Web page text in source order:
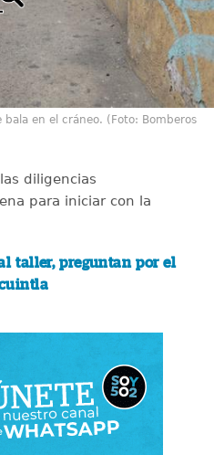
en el cráneo. (Foto: Bomberos
diligencias
para iniciar con la
taller, preguntan por el